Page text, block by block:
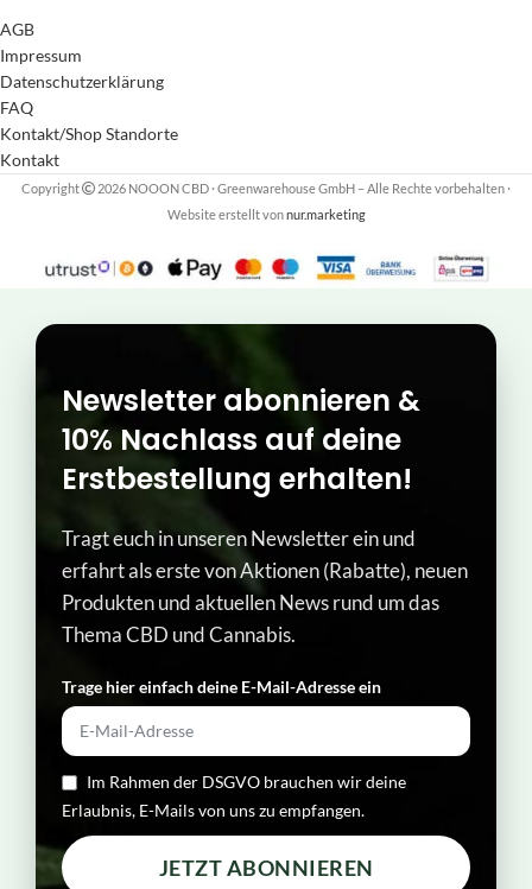
AGB
Impressum
Datenschutzerklärung
FAQ
Kontakt/Shop Standorte
Kontakt
Copyright 2026 NOOON CBD · Greenwarehouse GmbH – Alle Rechte vorbehalten·
Website erstellt vonnur.marketing
Newsletter abonnieren &
10% Nachlass auf deine
Erstbestellung erhalten!
Tragt euch in unseren Newsletter ein und
erfahrt als erste von Aktionen (Rabatte), neuen
Produkten und aktuellen News rund um das
Thema CBD und Cannabis.
Trage hier einfach deine E-Mail-Adresse ein​
Im Rahmen der DSGVO brauchen wir deine
Erlaubnis, E-Mails von uns zu empfangen.
JETZT ABONNIEREN